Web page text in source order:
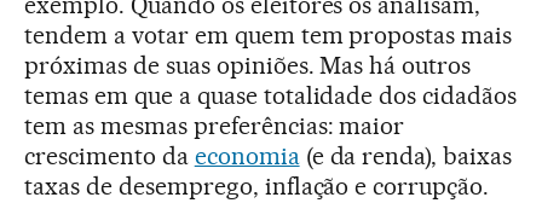
tendem a votar em quem tem propostas mais
próximas de suas opiniões. Mas há outros
temas em que a quase totalidade dos cidadãos
tem as mesmas preferências: maior
crescimento da economia(e da renda), baixas
taxas de desemprego, inflação e corrupção.